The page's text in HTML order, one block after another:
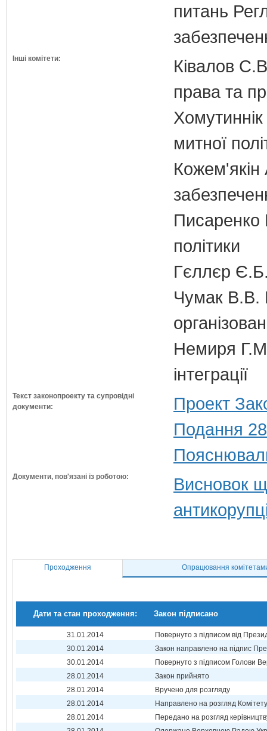
питань
Інші комітети:
Ківалов
права та
митної
Кожем'якін
Писаренко
політики
Гєллєр
Чумак В.В.
Немиря
інтеграції
Текст законопроекту та супровідні
документи:
Проект
Подання
Документи, пов'язані із роботою:
Висновок
Проходження Опрацювання
Дати та стан проходження: Закон підписано
31.01.2014
Повернуто з підписом від
30.01.2014
Закон направлено на підпис
30.01.2014
Повернуто з підписом Голови
28.01.2014
Закон прийнято
28.01.2014
Вручено для розгляду
28.01.2014
Направлено на розгляд Комітету
28.01.2014
Передано на розгляд